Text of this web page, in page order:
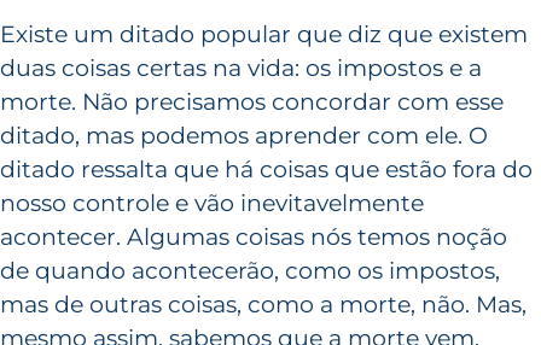
Existe um ditado popular que diz que existem
duas coisas certas na vida: os impostos e a
morte. Não precisamos concordar com esse
ditado, mas podemos aprender com ele. O
ditado ressalta que há coisas que estão fora do
nosso controle e vão inevitavelmente
acontecer. Algumas coisas nós temos noção
de quando acontecerão, como os impostos,
mas de outras coisas, como a morte, não. Mas,
mesmo assim, sabemos que a morte vem.